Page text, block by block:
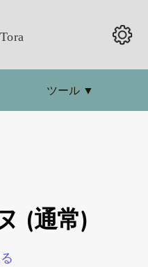
ツール ▼
(通常)